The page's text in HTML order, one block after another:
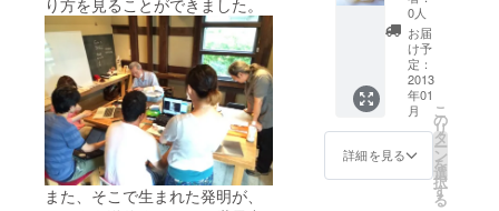
また、そこで生まれた発明が、
地元の
逸品稲
庭うど
ん（非
常に珍
しい生
麺と乾
麺の
セット
で） ・
日本縦
0人
お届
け予
定：
2013
年01
月
詳細を見る
こ
の
リ
タ
ー
ン
を
選
択
す
る